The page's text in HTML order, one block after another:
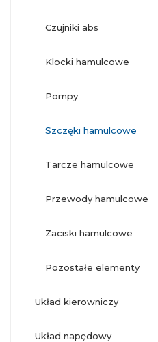
czujniki abs
klocki hamulcowe
pompy
szczęki hamulcowe
tarcze hamulcowe
przewody hamulcowe
zaciski hamulcowe
pozostałe elementy
układ kierowniczy
układ napędowy